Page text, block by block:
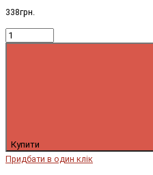
338грн.
Купити
Придбати в один клік